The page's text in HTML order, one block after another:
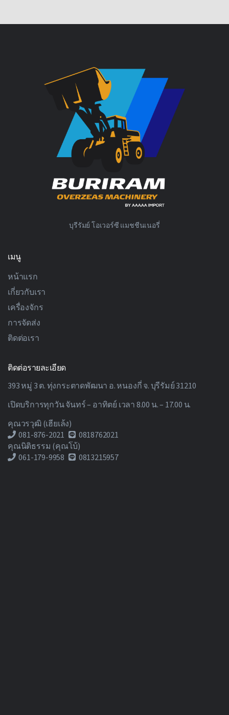
บุรีรัมย์ โอเวอร์ซี แมชชีนเนอรี่
เมนู
หน้าแรก
เกี่ยวกับเรา
เครื่องจักร
การจัดส่ง
ติดต่อเรา
ติดต่อรายละเอียด
393 หมู่ 3 ต. ทุ่งกระตาดพัฒนา อ. หนองกี่ จ. บุรีรัมย์ 31210
เปิดบริการทุกวัน จันทร์ – อาทิตย์ เวลา 8.00 น. – 17.00 น.
คุณวรวุฒิ (เฮียเล้ง)
081-876-2021
0818762021
คุณนิติธรรม (คุณโบ้)
061-179-9958
0813215957